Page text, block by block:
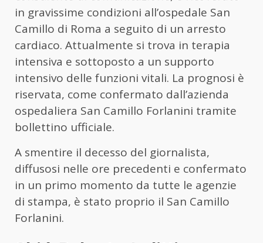
in gravissime condizioni all’ospedale San
Camillo di Roma a seguito di un arresto
cardiaco. Attualmente si trova in terapia
intensiva e sottoposto a un supporto
intensivo delle funzioni vitali. La prognosi è
riservata, come confermato dall’azienda
ospedaliera San Camillo Forlanini tramite
bollettino ufficiale.
A smentire il decesso del giornalista,
diffusosi nelle ore precedenti e confermato
in un primo momento da tutte le agenzie
di stampa, è stato proprio il San Camillo
Forlanini.